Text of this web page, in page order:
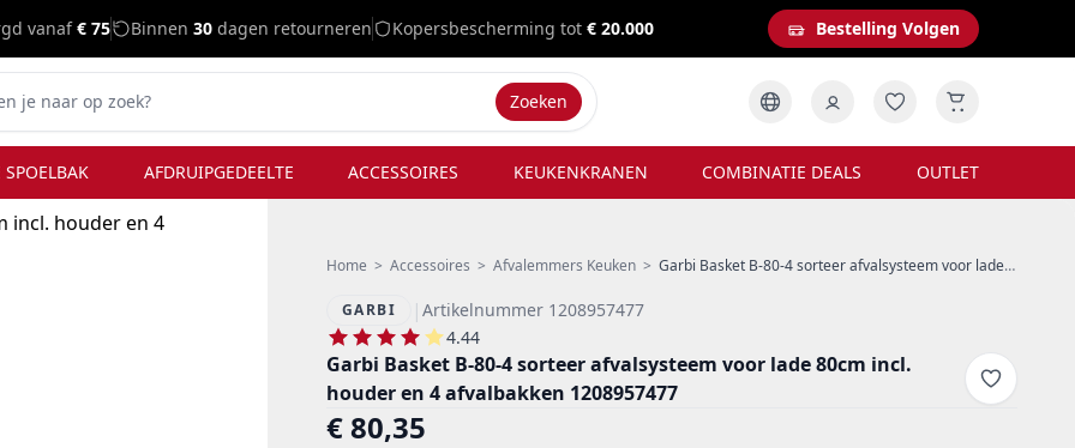
vanaf€ 75 Binnen 30 dagen retourneren Kopersbescherming tot € 20.000 Bestelling Volgen
Zoeken
SPOELBAK AFDRUIPGEDEELTE ACCESSOIRES KEUKENKRANEN COMBINATIE DEALS OUTLET
Home > Accessoires > Afvalemmers Keuken > Garbi Basket B-80-4 sorteer afvalsysteem voor lade 80cm incl. houder en 4 afvalbakken 1208957477
GARBI |Artikelnummer 1208957477
4.44
Garbi Basket B-80-4 sorteer afvalsysteem voor lade 80cm incl.
houder en 4 afvalbakken 1208957477
€ 80,35